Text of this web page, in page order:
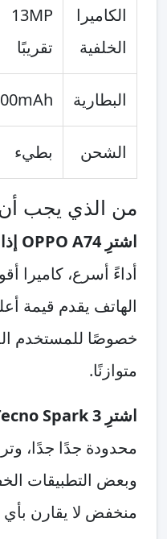
الكاميرا
الخلفية
13MP
تقريبًا
البطارية
الشحن بطيء
من الذي يجب
اشترِ OPPO A74 إذا:
أداءً أسرع، كاميرا
الهاتف يقدم قيمة
خصوصًا للمستخدم
متوازنًا.
اشترِ Tecno Spark 3 إذا:
محدودة جدًا جدًا،
وبعض التطبيقات
منخفض لا يقارن